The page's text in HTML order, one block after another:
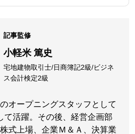
記事監修
小軽米 篤史
宅地建物取引士/日商簿記2級/ビジネ
ス会計検定2級
オープニングスタッフとして
て活躍。その後、経営企画部
式上場、企業Ｍ＆Ａ、決算業